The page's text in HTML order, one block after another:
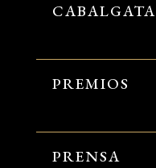
CABALGATA
PREMIOS
PRENSA